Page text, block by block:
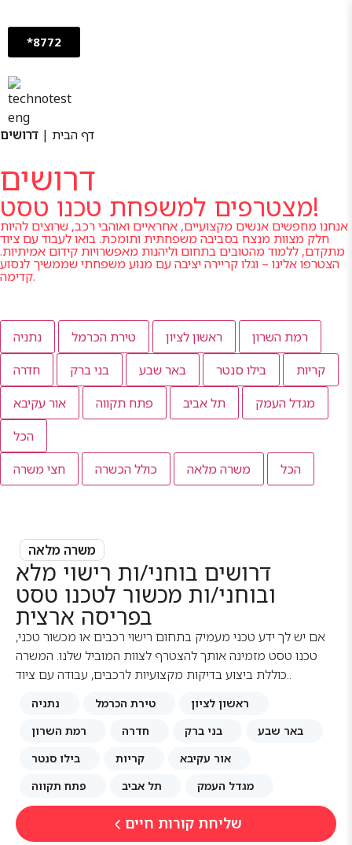
*8772
דף הבית | דרושים
דרושים
מצטרפים למשפחת טכנו טסט!
אנחנו מחפשים אנשים מקצועיים, אחראיים ואוהבי רכב, שרוצים להיות
חלק מצוות מנצח בסביבה משפחתית ותומכת. בואו לעבוד עם ציוד
מתקדם, ללמוד מהטובים בתחום וליהנות מאפשרויות קידום אמיתיות.
הצטרפו אלינו – וגלו קריירה יציבה עם מנוע משפחתי שממשיך לנסוע
קדימה.
נתניה טירת הכרמל ראשון לציון
רמת השרון
חדרה
בני ברק באר שבע בילו סנטר
קריות
אור עקיבא
פתח תקווה תל אביב
מגדל העמק
הכל
חצי משרה
כולל הכשרה משרה מלאה הכל
משרה מלאה
דרושים בוחני/ות רישוי מלא
ובוחני/ות מכשור לטכנו טסט
בפריסה ארצית
אם יש לך ידע טכני מעמיק בתחום רישוי רכבים או מכשור טכני,
טכנו טסט מזמינה אותך להצטרף לצוות המוביל שלנו. המשרה
כוללת ביצוע בדיקות מקצועיות לרכבים, עבודה עם ציוד..
נתניה טירת הכרמל
ראשון לציון
רמת השרון
חדרה בני ברק
באר שבע
בילו סנטר
קריות
אור עקיבא
פתח תקווה
תל אביב מגדל העמק
שליחת קורות חיים